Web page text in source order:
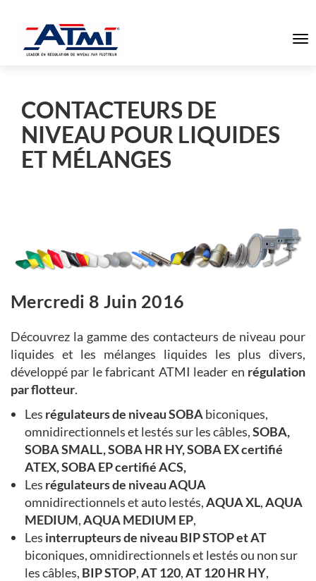
CONTACTEURS DE
NIVEAU POUR LIQUIDES
ET MÉLANGES
Mercredi 8 Juin 2016
Découvrez la gamme des contacteurs de niveau pour
liquides et les mélanges liquides les plus divers,
développé par le fabricant ATMI leader en régulation
par flotteur.
Les régulateurs de niveau SOBAbiconiques,
omnidirectionnels et lestés sur les câbles,SOBA,
SOBA SMALL,SOBA HR HY,SOBA EX certifié
ATEX,SOBA EP certifié ACS,
Les régulateurs de niveau AQUA
omnidirectionnels et auto lestés,AQUA XL,AQUA
MEDIUM,AQUA MEDIUM EP,
Les interrupteurs de niveau BIP STOP et AT
biconiques, omnidirectionnels et lestés ou non sur
les câbles, BIP STOP,AT 120,AT 120 HR HY,